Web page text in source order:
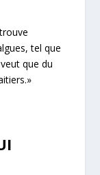
tel que
que du
»